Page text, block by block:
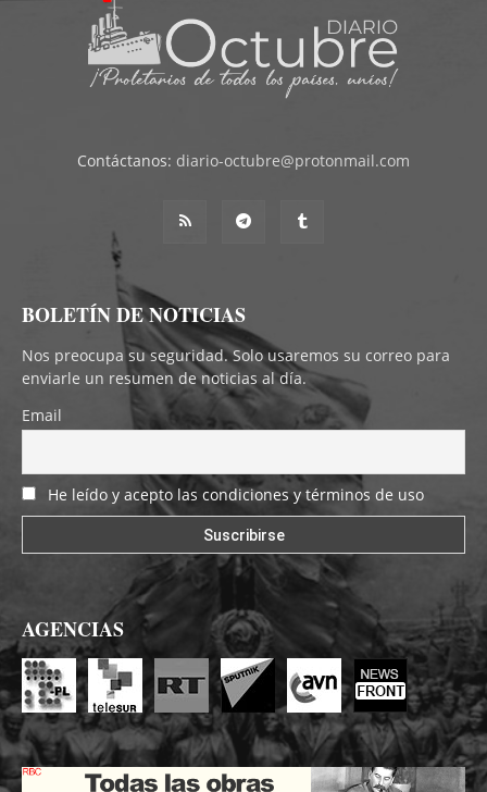
Contáctanos: diario-octubre@protonmail.com
BOLETÍN DE NOTICIAS
Nos preocupa su seguridad. Solo usaremos su correo para
enviarle un resumen de noticias al día.
Email
He leído y acepto las condiciones y términos de uso
AGENCIAS